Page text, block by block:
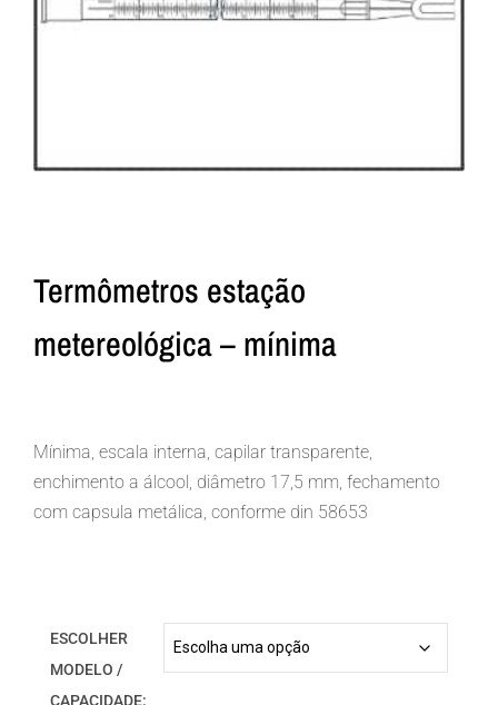
Termômetros estação
metereológica – mínima
Mínima, escala interna, capilar transparente,
enchimento a álcool, diâmetro 17,5 mm, fechamento
com capsula metálica, conforme din 58653
ESCOLHER
MODELO /
CAPACIDADE: